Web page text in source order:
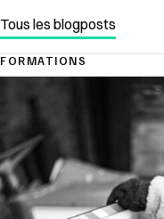
Tous les blogposts
FORMATIONS